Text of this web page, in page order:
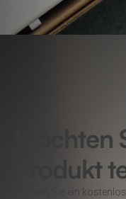
Möchten
Produkt
Fordern Sie ein